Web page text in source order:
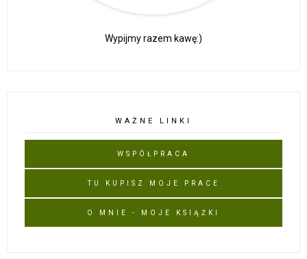
Wypijmy razem kawę:)
WAŻNE LINKI
WSPÓŁPRACA
TU KUPISZ MOJE PRACE
O MNIE - MOJE KSIĄŻKI